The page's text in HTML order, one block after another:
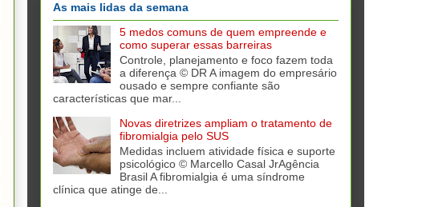
As mais lidas da semana
5 medos comuns de quem empreende e
como superar essas barreiras
Controle, planejamento e foco fazem toda
a diferença © DR A imagem do empresário
ousado e sempre confiante são
características que mar...
Novas diretrizes ampliam o tratamento de
fibromialgia pelo SUS
Medidas incluem atividade física e suporte
psicológico © Marcello Casal JrAgência
Brasil A fibromialgia é uma síndrome
clínica que atinge de...